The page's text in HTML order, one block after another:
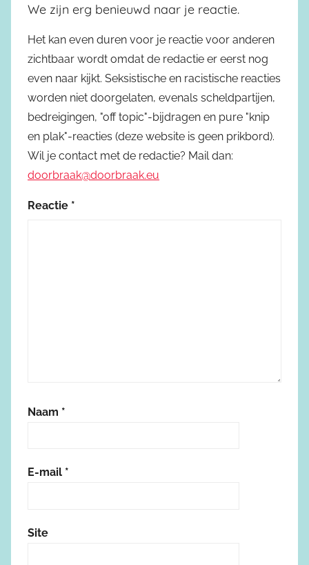
We zijn erg benieuwd naar je reactie.
Het kan even duren voor je reactie voor anderen
zichtbaar wordt omdat de redactie er eerst nog
even naar kijkt. Seksistische en racistische reacties
worden niet doorgelaten, evenals scheldpartijen,
bedreigingen, "off topic"-bijdragen en pure "knip
en plak"-reacties (deze website is geen prikbord).
Wil je contact met de redactie? Mail dan:
doorbraak@doorbraak.eu
Reactie *
Naam *
E-mail *
Site